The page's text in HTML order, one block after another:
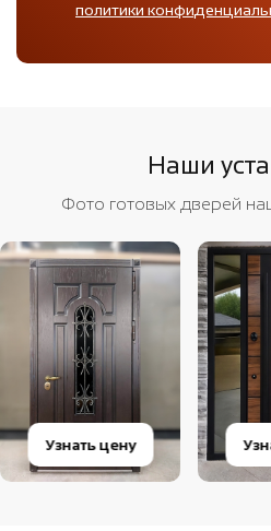
политики
Наши
Фото готовых дверей
Узнать цену